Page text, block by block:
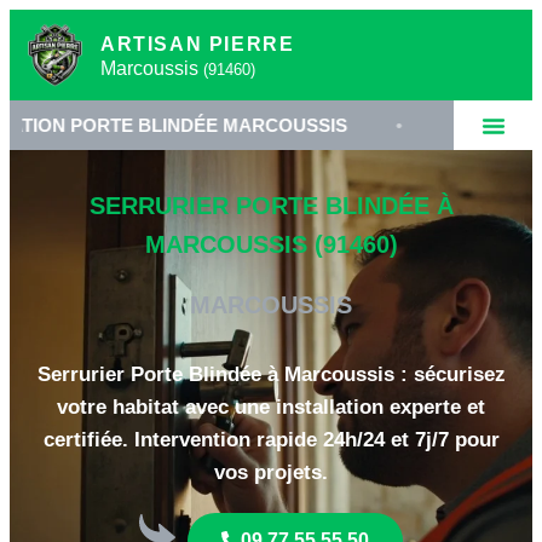
ARTISAN PIERRE
Marcoussis (91460)
BLINDÉE MARCOUSSIS • SERRURIER
SERRURIER PORTE BLINDÉE À
MARCOUSSIS (91460)
MARCOUSSIS
Serrurier Porte Blindée à Marcoussis : sécurisez
votre habitat avec une installation experte et
certifiée. Intervention rapide 24h/24 et 7j/7 pour
vos projets.